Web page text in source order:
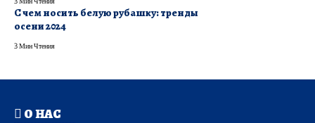
С чем носить белую рубашку: тренды
осени 2024
3 Мин Чтения
О НАС